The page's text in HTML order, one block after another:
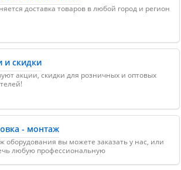
доставка товаров в любой город и регион
и скидки
акции, скидки для розничных и оптовых
- монтаж
оборудования вы можете заказать у нас, или
любую профессиональную